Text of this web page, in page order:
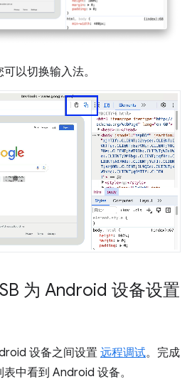
以切换输入法。
为 Android 设备设置
设备之间设置 远程调试。完成
中看到 Android 设备。